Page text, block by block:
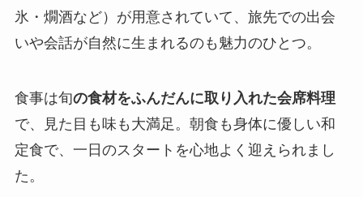
氷・燗酒など）が用意されていて、旅先での出会
いや会話が自然に生まれるのも魅力のひとつ。
食事は旬の食材をふんだんに取り入れた会席料理
で、見た目も味も大満足。朝食も身体に優しい和
定食で、一日のスタートを心地よく迎えられまし
た。